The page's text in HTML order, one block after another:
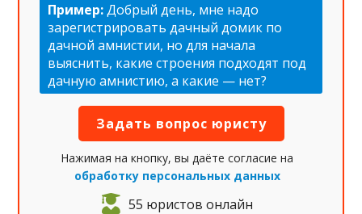
Пример:Добрый день, мне надо
зарегистрировать дачный домик по
дачной амнистии, но для начала
выяснить, какие строения подходят под
дачную амнистию, а какие — нет?
Нажимая на кнопку, вы даёте согласие на
обработку персональных данных
55 юристов онлайн